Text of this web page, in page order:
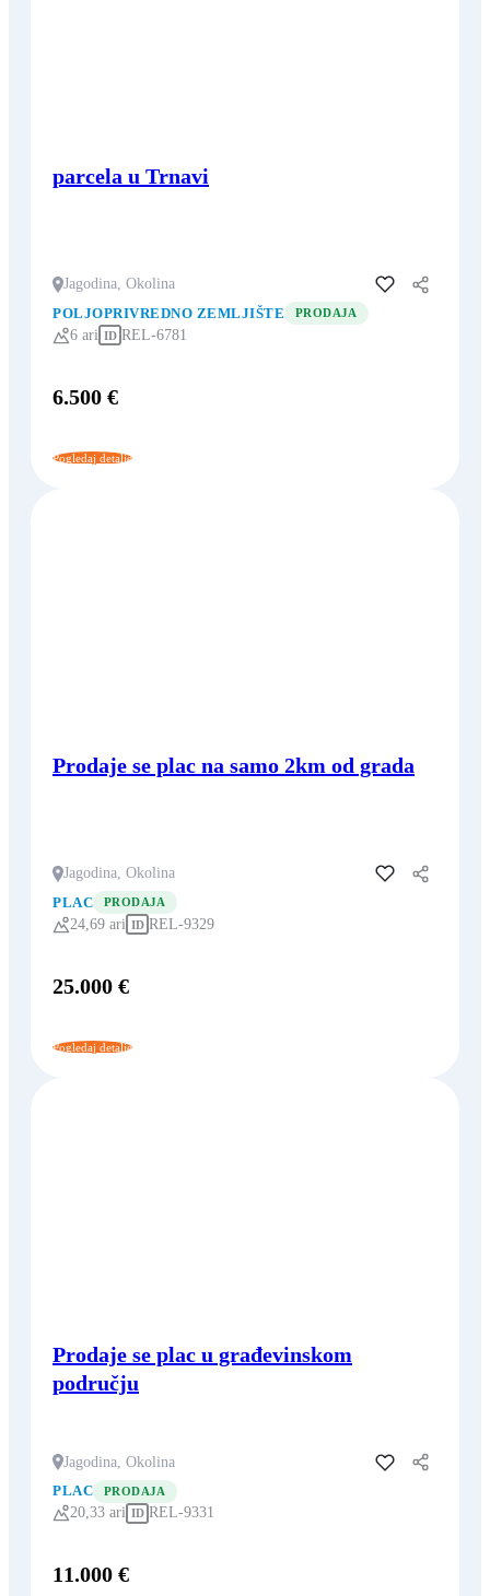
parcela u Trnavi
Jagodina, Okolina
Dodaj u favorite
POLJOPRIVREDNO ZEMLJIŠTE
PRODAJA
6 ari ID REL-6781
6.500 €
Pogledaj detalje
Prodaje se plac na samo 2km od grada
Jagodina, Okolina
Dodaj u favorite
PLAC
PRODAJA
24,69 ari ID REL-9329
25.000 €
Pogledaj detalje
Prodaje se plac u građevinskom
području
Jagodina, Okolina
Dodaj u favorite
PLAC
PRODAJA
20,33 ari ID REL-9331
11.000 €